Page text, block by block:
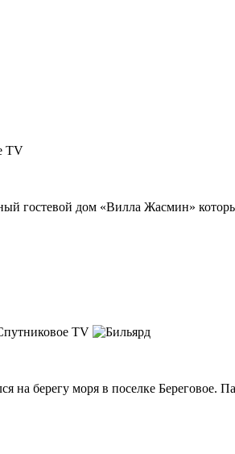
гостевой дом «Вилла Жасмин»
берегу моря в поселке Береговое.